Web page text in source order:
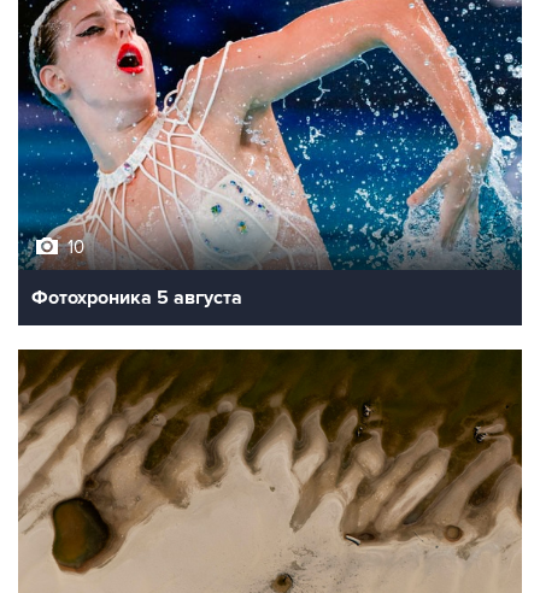
10
Фотохроника 5 августа